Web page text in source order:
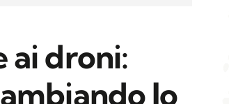
ai droni:
lo